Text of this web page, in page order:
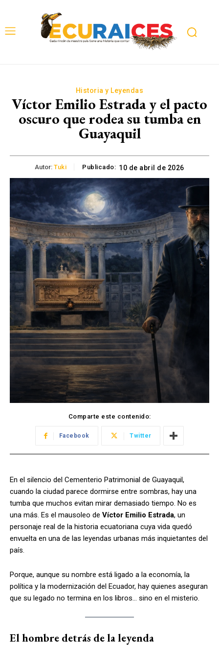
Historia y Leyendas
Víctor Emilio Estrada y el pacto
oscuro que rodea su tumba en
Guayaquil
Autor: Tuki Publicado: 10 de abril de 2026
Comparte este contenido:
Facebook Twitter
En el silencio del Cementerio Patrimonial de Guayaquil,
cuando la ciudad parece dormirse entre sombras, hay una
tumba que muchos evitan mirar demasiado tiempo. No es
una más. Es el mausoleo de Víctor Emilio Estrada, un
personaje real de la historia ecuatoriana cuya vida quedó
envuelta en una de las leyendas urbanas más inquietantes del
país.
Porque, aunque su nombre está ligado a la economía, la
política y la modernización del Ecuador, hay quienes aseguran
que su legado no termina en los libros… sino en el misterio.
El hombre detrás de la leyenda